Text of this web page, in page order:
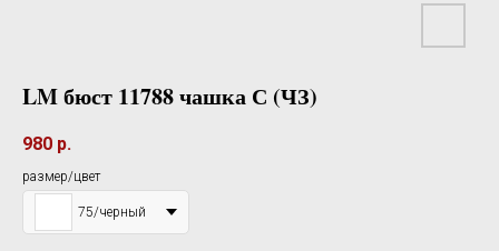
LM бюст 11788 чашка С (ЧЗ)
980 р.
размер/цвет
75/черный